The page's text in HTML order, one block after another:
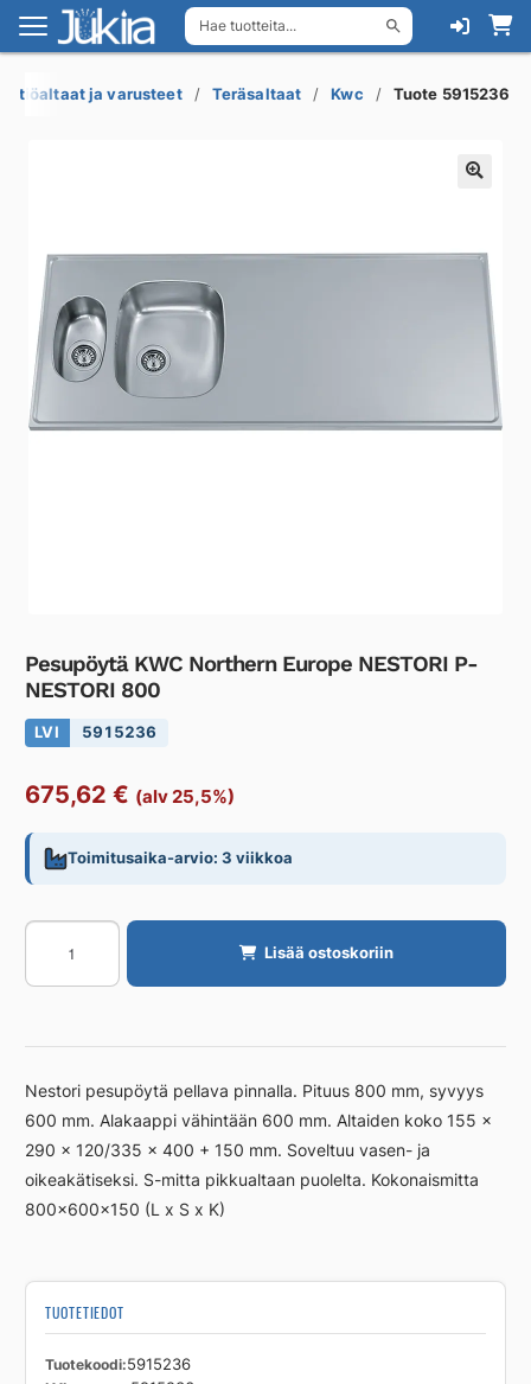
Hae tuotteita...
Siirry
navigointiin
Siirry
sisältöön
ja varusteet Teräsaltaat Kwc Tuote 5915236
Pesupöytä KWC Northern Europe NESTORI P-
NESTORI 800
LVI 5915236
675,62 € (alv 25,5%)
Toimitusaika-arvio: 3 viikkoa
Pesupöytä
Northern
NESTORI
NESTORI
800
määrä
Lisää ostoskoriin
Nestori pesupöytä pellava pinnalla. Pituus 800 mm, syvyys
600 mm. Alakaappi vähintään 600 mm. Altaiden koko 155 x
290 x 120/335 x 400 + 150 mm. Soveltuu vasen- ja
oikeakätiseksi. S-mitta pikkualtaan puolelta. Kokonaismitta
800x600x150 (L x S x K)
TUOTETIEDOT
Tuotekoodi 5915236